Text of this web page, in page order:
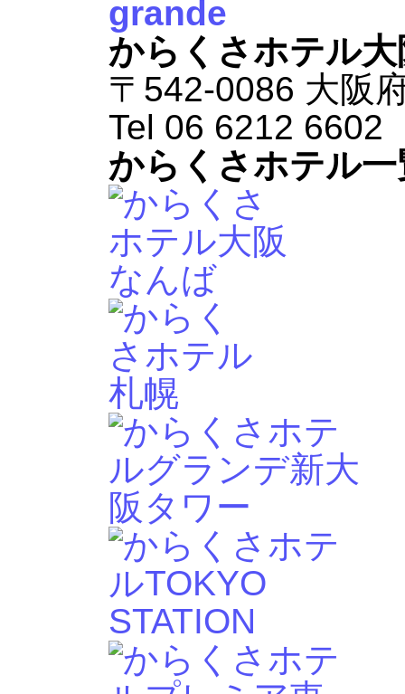
からくさホテル
〒542-0086 大阪
Tel 06 6212
からくさホテル一